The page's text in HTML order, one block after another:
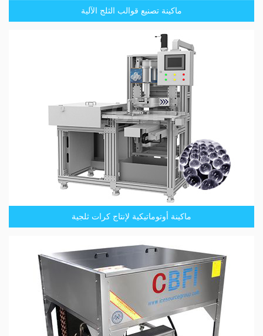
ماكينة تصنيع قوالب الثلج الآلية
ماكينة أوتوماتيكية لإنتاج كرات ثلجية